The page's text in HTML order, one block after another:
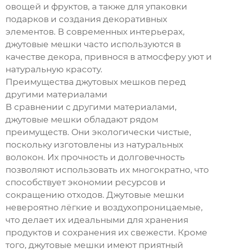
овощей и фруктов, а также для упаковки
подарков и создания декоративных
элементов. В современных интерьерах,
джутовые мешки часто используются в
качестве декора, привнося в атмосферу уют и
натуральную красоту.
Преимущества джутовых мешков перед
другими материалами
В сравнении с другими материалами,
джутовые мешки обладают рядом
преимуществ. Они экологически чистые,
поскольку изготовлены из натуральных
волокон. Их прочность и долговечность
позволяют использовать их многократно, что
способствует экономии ресурсов и
сокращению отходов. Джутовые мешки
невероятно лёгкие и воздухопроницаемые,
что делает их идеальными для хранения
продуктов и сохранения их свежести. Кроме
того, джутовые мешки имеют приятный